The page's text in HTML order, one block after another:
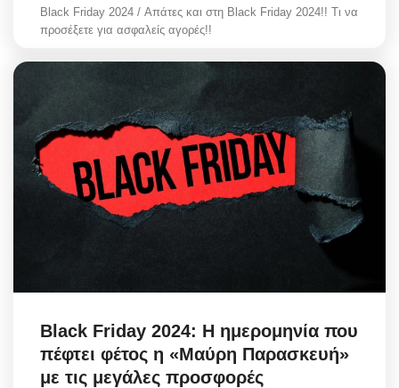
Black Friday 2024 / Απάτες και στη Black Friday 2024!! Τι να
προσέξετε για ασφαλείς αγορές!!
Black Friday 2024: Η ημερομηνία που
πέφτει φέτος η «Μαύρη Παρασκευή»
με τις μεγάλες προσφορές